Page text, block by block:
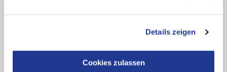
Details zeigen
Cookies zulassen